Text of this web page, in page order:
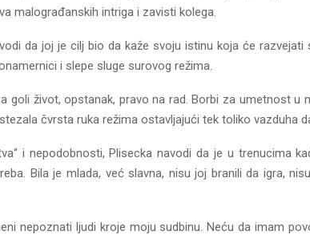
malograđanskih intriga i zavisti kolega.
da joj je cilj bio da kaže svoju istinu koja će
i slepe sluge surovog režima.
goli život, opstanak, pravo na rad. Borbi za umetnost u
čvrsta ruka režima ostavljajući tek toliko vazduha
i nepodobnosti, Plisecka navodi da je u trenucima
Bila je mlada, već slavna, nisu joj branili da igra,
nepoznati ljudi kroje moju sudbinu. Neću da imam